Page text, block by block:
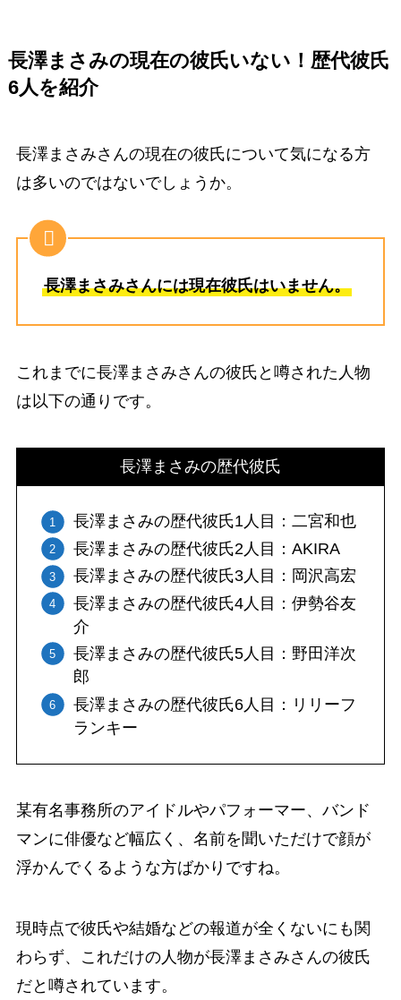
長澤まさみの現在の彼氏いない！歴代彼氏
6人を紹介
長澤まさみさんの現在の彼氏について気になる方
は多いのではないでしょうか。
長澤まさみさんには現在彼氏はいません。
これまでに長澤まさみさんの彼氏と噂された人物
は以下の通りです。
長澤まさみの歴代彼氏
長澤まさみの歴代彼氏1人目：二宮和也
長澤まさみの歴代彼氏2人目：AKIRA
長澤まさみの歴代彼氏3人目：岡沢高宏
長澤まさみの歴代彼氏4人目：伊勢谷友
介
長澤まさみの歴代彼氏5人目：野田洋次
郎
長澤まさみの歴代彼氏6人目：リリーフ
ランキー
某有名事務所のアイドルやパフォーマー、バンド
マンに俳優など幅広く、名前を聞いただけで顔が
浮かんでくるような方ばかりですね。
現時点で彼氏や結婚などの報道が全くないにも関
わらず、これだけの人物が長澤まさみさんの彼氏
だと噂されています。